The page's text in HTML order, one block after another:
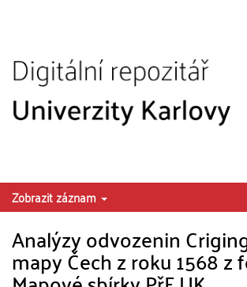
Zobrazit záznam
Analýzy odvozenin
mapy Čech z roku 1568 z